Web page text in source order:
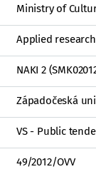
Ministry of
Applied
NAKI 2
Západočeská
VS - Public
49/2012/OVV